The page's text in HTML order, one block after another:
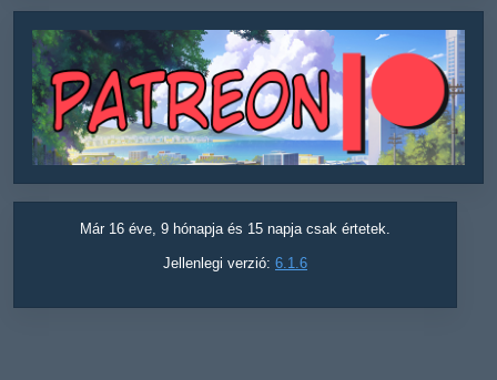
Már 16 éve, 9 hónapja és 15 napja csak értetek.
Jellenlegi verzió: 6.1.6